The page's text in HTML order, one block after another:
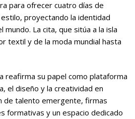
para ofrecer cuatro días de
proyectando la identidad
mundo. La cita, que sitúa a la isla
textil y de la moda mundial hasta
reafirma su papel como plataforma
el diseño y la creatividad en
de talento emergente, firmas
formativas y un espacio dedicado